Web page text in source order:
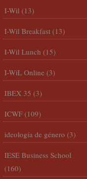
I-Wil (13)
I-Wil Breakfast (13)
I-Wil Lunch (15)
I-WiL Online (3)
IBEX 35 (3)
ICWF (109)
ideología de género (3)
IESE Business School
(160)